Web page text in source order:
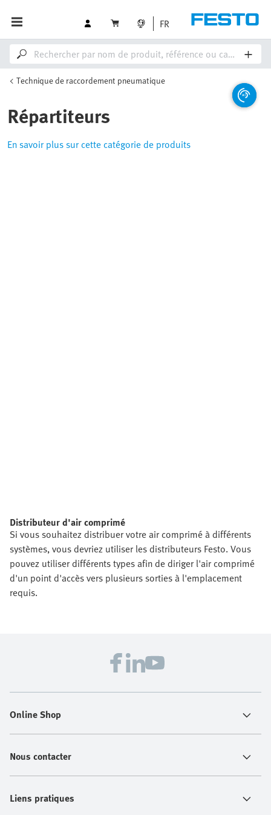
FR
Technique de raccordement pneumatique
Répartiteurs
En savoir plus sur cette catégorie de produits
Distributeur d'air comprimé
Si vous souhaitez distribuer votre air comprimé à différents
systèmes, vous devriez utiliser les distributeurs Festo. Vous
pouvez utiliser différents types afin de diriger l'air comprimé
d'un point d'accès vers plusieurs sorties à l'emplacement
requis.
Online Shop
Nous contacter
Liens pratiques